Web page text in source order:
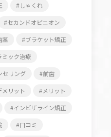
しゃくれ
セカンドオピニオン
茎 ブラケット矯正
ミック治療
セリング 前歯
メリット メリット
インビザライン矯正
口コミ